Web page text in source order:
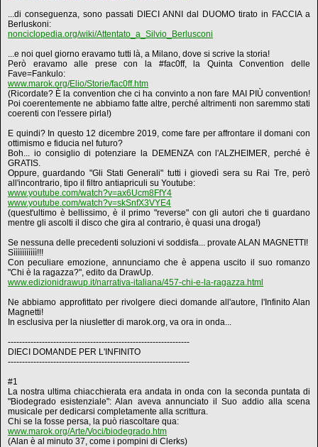
...di conseguenza, sono passati DIECI ANNI dal DUOMO tirato in FACCIA a
Berluskoni:
nonciclopedia.org/wiki/Attentato_a_Silvio_Berlusconi
...e noi quel giorno eravamo tutti là, a Milano, dove si scrive la storia!
Però eravamo alle prese con la #fac0ff, la Quinta Convention delle
Fave=Fankulo:
www.marok.org/Elio/Storie/fac0ff.htm
(Ricordate? È la convention che ci ha convinto a non fare MAI PIÙ convention!
Poi coerentemente ne abbiamo fatte altre, perché altrimenti non saremmo stati
coerenti con l'essere pirla!)
E quindi? In questo 12 dicembre 2019, come fare per affrontare il domani con
ottimismo e fiducia nel futuro?
Boh... io consiglio di potenziare la DEMENZA con l'ALZHEIMER, perché è
GRATIS.
Oppure, guardando "Gli Stati Generali" tutti i giovedì sera su Rai Tre, però
all'incontrario, tipo il filtro antiapriculi su Youtube:
www.youtube.com/watch?v=ax6Ucm8FfY4
www.youtube.com/watch?v=skSnfX3VYE4
(quest'ultimo è bellissimo, è il primo "reverse" con gli autori che ti guardano
mentre gli ascolti il disco che gira al contrario, è quasi una droga!)
Se nessuna delle precedenti soluzioni vi soddisfa... provate ALAN MAGNETTI!
Sììììììììììì!!!
Con peculiare emozione, annunciamo che è appena uscito il suo romanzo
"Chi è la ragazza?", edito da DrawUp.
www.edizionidrawup.it/narrativa-italiana/457-chi-e-la-ragazza.html
Ne abbiamo approfittato per rivolgere dieci domande all'autore, l'Infinito Alan
Magnetti!
In esclusiva per la niusletter di marok.org, va ora in onda...
----------------------------------------------------------------
DIECI DOMANDE PER L'INFINITO
----------------------------------------------------------------
#1
La nostra ultima chiacchierata era andata in onda con la seconda puntata di
"Biodegrado esistenziale": Alan aveva annunciato il Suo addio alla scena
musicale per dedicarsi completamente alla scrittura.
Chi se la fosse persa, la può riascoltare qua:
www.marok.org/Arte/Voci/biodegrado.htm
(Alan è al minuto 37, come i pompini di Clerks)